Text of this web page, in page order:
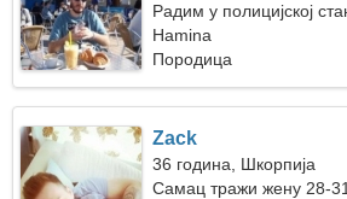
Радим у полицијској
фантастичном женом
Hamina
Породица
Zack
36 година, Шкорпија
Самац тражи жену 28-31